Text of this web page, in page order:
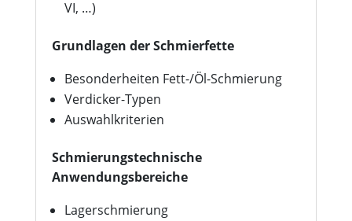
VI, …)
Grundlagen der Schmierfette
Besonderheiten Fett-/Öl-Schmierung
Verdicker-Typen
Auswahlkriterien
Schmierungstechnische
Anwendungsbereiche
Lagerschmierung